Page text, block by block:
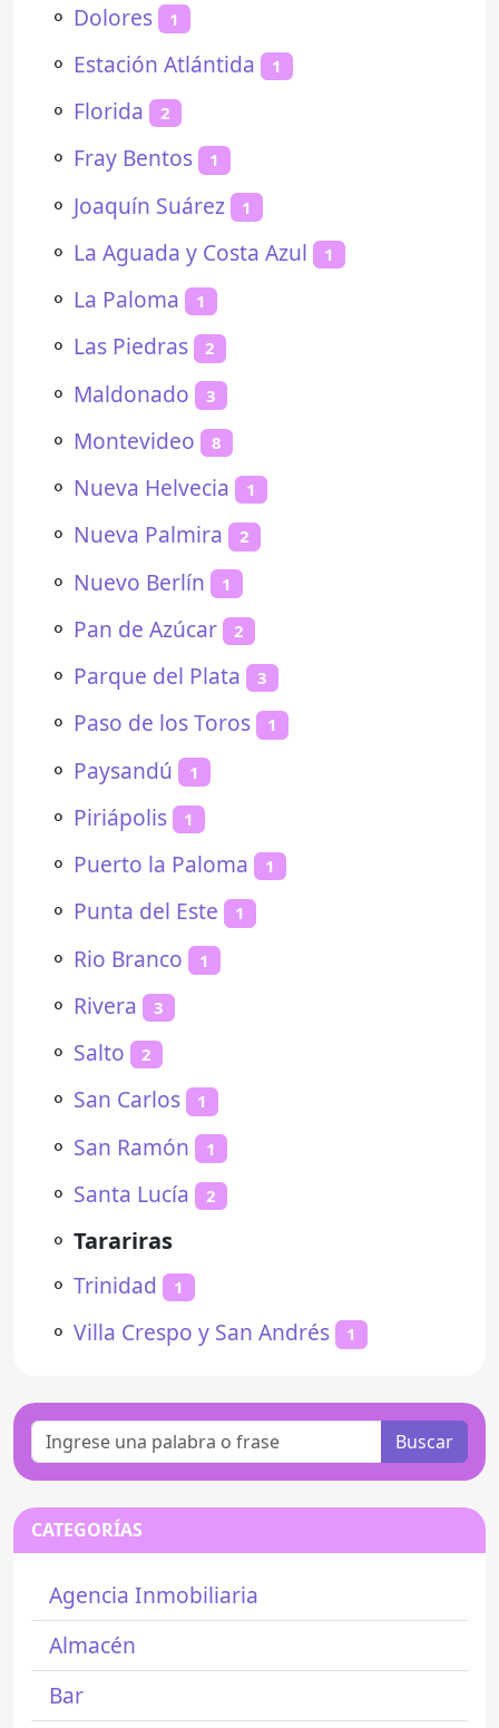
⚬ Dolores 1
⚬ Estación Atlántida 1
⚬ Florida 2
⚬ Fray Bentos 1
⚬ Joaquín Suárez 1
⚬ La Aguada y Costa Azul 1
⚬ La Paloma 1
⚬ Las Piedras 2
⚬ Maldonado 3
⚬ Montevideo 8
⚬ Nueva Helvecia 1
⚬ Nueva Palmira 2
⚬ Nuevo Berlín 1
⚬ Pan de Azúcar 2
⚬ Parque del Plata 3
⚬ Paso de los Toros 1
⚬ Paysandú 1
⚬ Piriápolis 1
⚬ Puerto la Paloma 1
⚬ Punta del Este 1
⚬ Rio Branco 1
⚬ Rivera 3
⚬ Salto 2
⚬ San Carlos 1
⚬ San Ramón 1
⚬ Santa Lucía 2
⚬ Tarariras
⚬ Trinidad 1
⚬ Villa Crespo y San Andrés 1
Buscar
CATEGORÍAS
Agencia Inmobiliaria
Almacén
Bar